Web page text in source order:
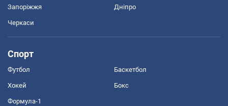
Запоріжжя Дніпро
Черкаси
Спорт
Футбол Баскетбол
Хокей Бокс
Формула-1